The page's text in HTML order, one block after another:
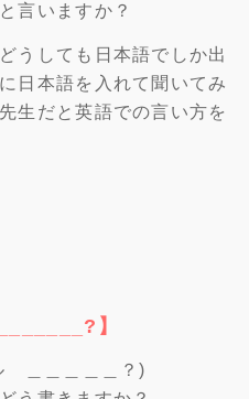
言いますか？
うしても日本語でしか出
日本語を入れて聞いてみ
生だと英語での言い方を
】
＿＿＿＿？)